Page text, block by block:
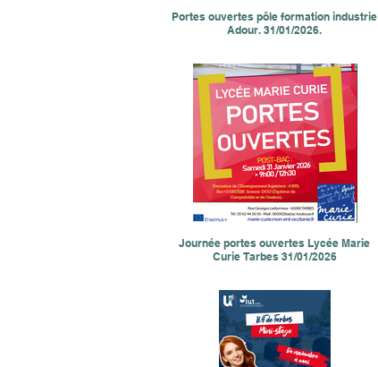
Portes ouvertes pôle formation industrie
Adour. 31/01/2026.
Journée portes ouvertes Lycée Marie
Curie Tarbes 31/01/2026